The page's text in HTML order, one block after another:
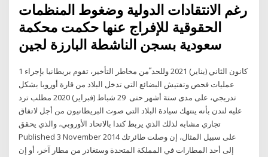
رغم الانتقادات الدولية وضغوط المنظمات
الحقوقية للإفراج عنها حكمت محكمة
سعودية بسجن الناشطة البارزة لجين
1 كانون الثاني (يناير) 2021 وللحد ّمن مخاطر التأخير، تقوم بريطانيا بإجراء
عمليات فحص وتفتيش البضائع التي تدخل البلاد من قارة أوروبا بشكل
تدريجي، على مدى ستة أشهر حتى 29 شباط (فبراير) 2020 مطلب ترد
عليه لندن بأنه ينتهك سيادة البلاد التي صوت البريطانيون من أجل لاتفاق
تجاري مشابه لذلك الذي يربط كندا بالاتحاد الأوروبي، والذي يحقق
Published 3 November 2014 على سبيل المثال، إن وصلت طائرتك
إلى أحد المطارات في المملكة المتحدة وستغادر من مطار آخر، أو إن